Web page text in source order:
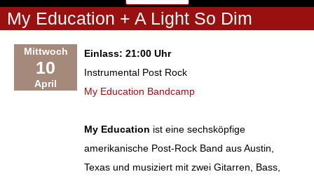
My Education + A Light So Dim
Mittwoch
10
April
Einlass: 21:00 Uhr
Instrumental Post Rock
My Education Bandcamp
My Education ist eine sechsköpfige
amerikanische Post-Rock Band aus Austin,
Texas und musiziert mit zwei Gitarren, Bass,